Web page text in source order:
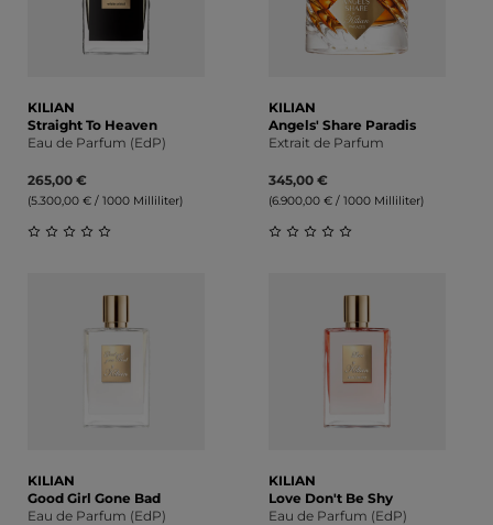
KILIAN
Straight To Heaven
Eau de Parfum (EdP)
265,00 €
(5.300,00 € / 1000 Milliliter)
KILIAN
Angels' Share Paradis
Extrait de Parfum
345,00 €
(6.900,00 € / 1000 Milliliter)
KILIAN
Good Girl Gone Bad
Eau de Parfum (EdP)
KILIAN
Love Don't Be Shy
Eau de Parfum (EdP)